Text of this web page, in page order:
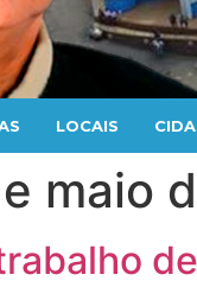
LOCAIS
maio